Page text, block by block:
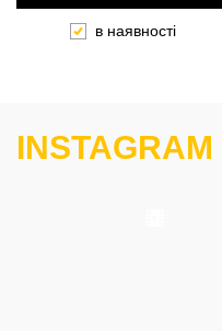
в наявності
INSTAGRAM